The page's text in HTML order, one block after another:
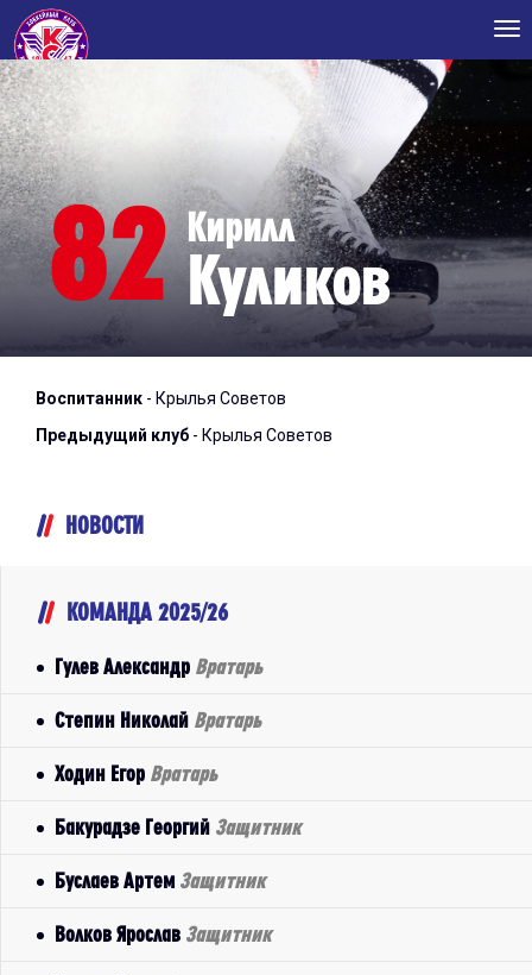
82 Кирилл
Куликов
Воспитанник - Крылья Советов
Предыдущий клуб - Крылья Советов
НОВОСТИ
КОМАНДА 2025/26
Гулев Александр Вратарь
Степин Николай Вратарь
Ходин Егор Вратарь
Бакурадзе Георгий Защитник
Буслаев Артем Защитник
Волков Ярослав Защитник